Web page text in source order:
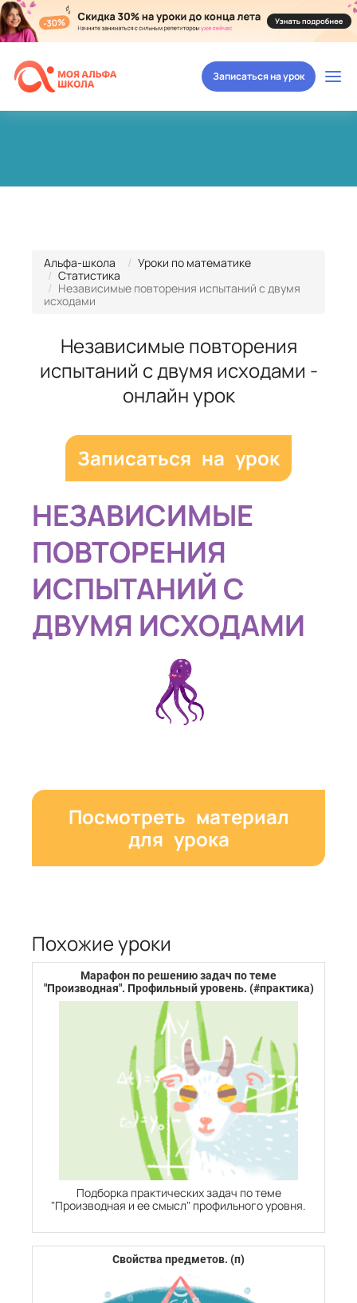
Записаться на урок
Альфа-школа
Уроки по математике
Статистика
Независимые повторения испытаний с двумя
исходами
Независимые повторения
испытаний с двумя исходами -
онлайн урок
Записаться на урок
НЕЗАВИСИМЫЕ
ПОВТОРЕНИЯ
ИСПЫТАНИЙ С
ДВУМЯ ИСХОДАМИ
Посмотреть материал
для урока
Похожие уроки
Марафон по решению задач по теме
"Производная". Профильный уровень. (#практика)
Подборка практических задач по теме
"Производная и ее смысл" профильного уровня.
Свойства предметов. (п)